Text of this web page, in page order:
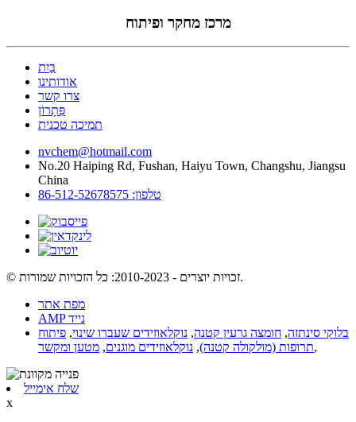
מרכז מחקר ופיתוח
בַּיִת
אודותינו
צרו קשר
פִּתָרוֹן
תמיכה טכנית
nvchem@hotmail.com
No.20 Haiping Rd, Fushan, Haiyu Town, Changshu, Jiangsu
China
טלפון: 86-512-52678575
© זכויות יוצרים - 2010-2023: כל הזכויות שמורות.
מפת אתר
AMP נייד
בלוקי סינתזה, חומצה גרעין קטנה, נוקלאוזידים שעברו שינוי, פיתוח
תרופות (מולקולה קטנה), נוקלאוזידים מוגנים, מטען ומקשר ,
שלח אימייל
x